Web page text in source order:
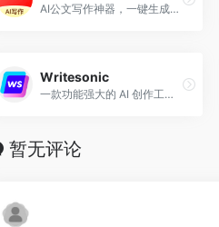
AI公文写作神器，一键生成合规材料
Writesonic
一款功能强大的 AI 创作工具，可以快速为您的博客、广告、电子邮件和网站生成优质且无抄袭的内容。
暂无评论